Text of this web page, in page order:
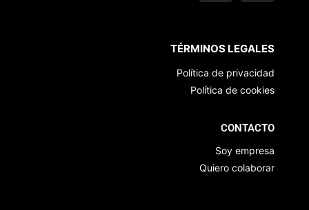
TÉRMINOS LEGALES
Política de privacidad
Política de cookies
CONTACTO
Soy empresa
Quiero colaborar